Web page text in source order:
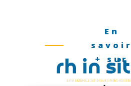
En
savoir
+ sur